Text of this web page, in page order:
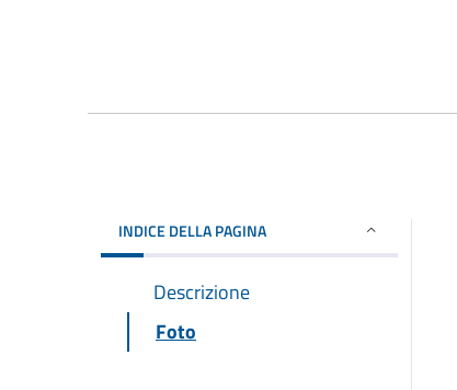
INDICE DELLA PAGINA
Descrizione
Foto